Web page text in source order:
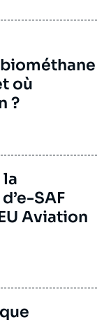
Chine
où
?
SAF
Aviation